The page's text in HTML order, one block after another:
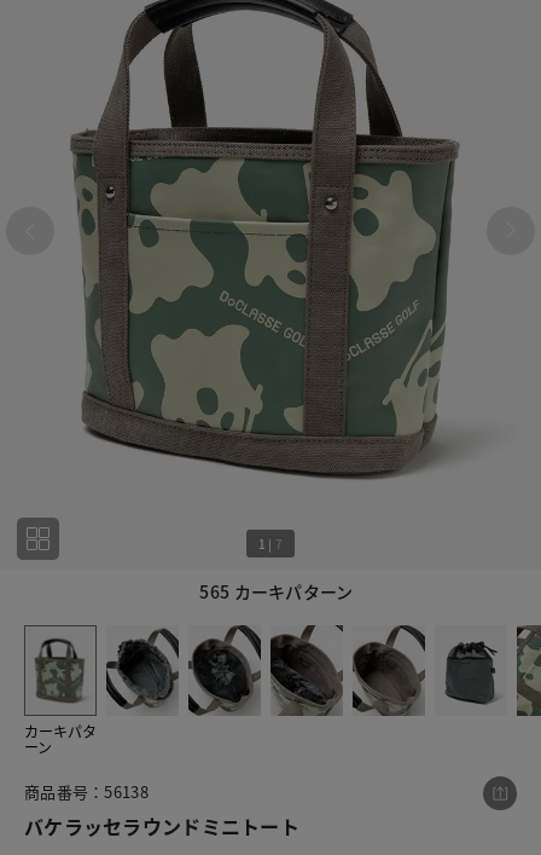
565 カーキパターン
1 | 7
カーキパタ
ーン
商品番号：56138
バケラッセラウンドミニトート
この商品をシェアする
バケラッセラウンドミニトート